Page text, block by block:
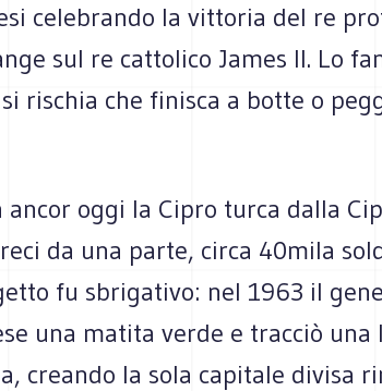
celebrando la vittoria del re
sul re cattolico James II. Lo
rischia che finisca a botte o
ancor oggi la Cipro turca dalla
da una parte, circa 40mila
fu sbrigativo: nel 1963 il
una matita verde e tracciò una
creando la sola capitale divisa